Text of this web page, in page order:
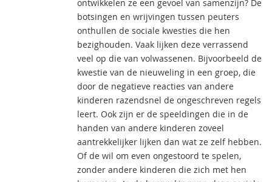
ontwikkelen ze een gevoel van samenzijn? De
botsingen en wrijvingen tussen peuters
onthullen de sociale kwesties die hen
bezighouden. Vaak lijken deze verrassend
veel op die van volwassenen. Bijvoorbeeld de
kwestie van de nieuweling in een groep, die
door de negatieve reacties van andere
kinderen razendsnel de ongeschreven regels
leert. Ook zijn er de speeldingen die in de
handen van andere kinderen zoveel
aantrekkelijker lijken dan wat ze zelf hebben.
Of de wil om even ongestoord te spelen,
zonder andere kinderen die zich met hen